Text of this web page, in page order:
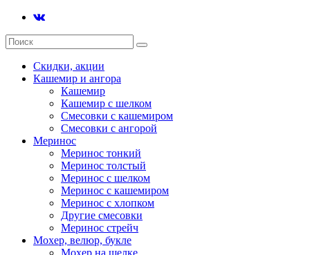
Скидки, акции
Кашемир и ангора
Кашемир
Кашемир с шелком
Смесовки с кашемиром
Смесовки с ангорой
Меринос
Меринос тонкий
Меринос толстый
Меринос с шелком
Меринос с кашемиром
Меринос с хлопком
Другие смесовки
Меринос стрейч
Мохер, велюр, букле
Мохер на шелке